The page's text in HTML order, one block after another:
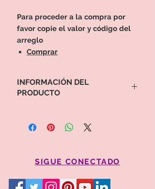
Para proceder a la compra por
favor copie el valor y código del
arreglo
Comprar
INFORMACIÓN DEL
PRODUCTO
Comprar
SIGUE CONECTADO